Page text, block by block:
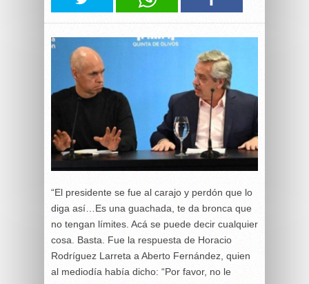
“El presidente se fue al carajo y perdón que lo
diga así…Es una guachada, te da bronca que
no tengan límites. Acá se puede decir cualquier
cosa. Basta. Fue la respuesta de Horacio
Rodríguez Larreta a Aberto Fernández, quien
al mediodía había dicho: “Por favor, no le